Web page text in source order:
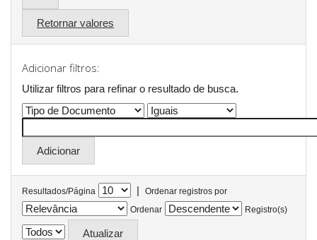
Retornar valores
Adicionar filtros:
Utilizar filtros para refinar o resultado de busca.
Resultados/Página |
Ordenar registros por
Ordenar
Registro(s)